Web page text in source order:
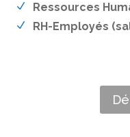
Ressources
RH-Employés